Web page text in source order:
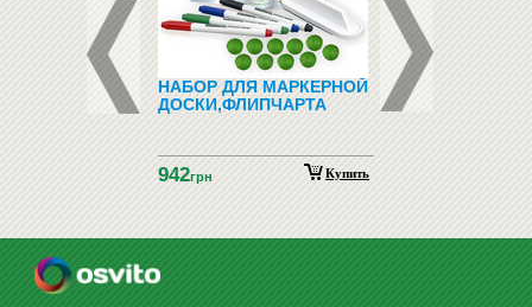
НАБОР ДЛЯ МАРКЕРНОЙ
ДОСКИ,ФЛИПЧАРТА
942грн Купить
ЗООТОВАРЫ
ДЛЯ ЖИВОТНЫХ)